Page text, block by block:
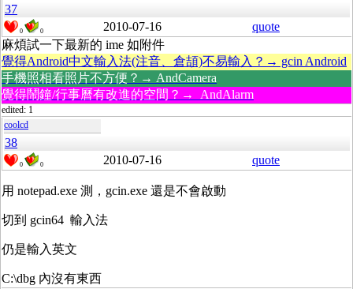
37
0 0 2010-07-16
quote
麻煩試一下最新的 ime 如附件
覺得Android中文輸入法(注音、倉頡)不易輸入？→ gcin Android
手機照相看照片不方便？→ AndCamera
覺得鬧鐘/行事曆有改進的空間？→ AndAlarm
edited: 1
coolcd
38
0 0 2010-07-16 quote
用 notepad.exe 測，gcin.exe 還是不會啟動
切到 gcin64 輸入法
仍是輸入英文
C:\dbg 內沒有東西